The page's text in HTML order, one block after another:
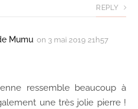
REPLY
Mumu on 3 mai 2019 21h57
ressemble beaucoup à
une très jolie pierre !